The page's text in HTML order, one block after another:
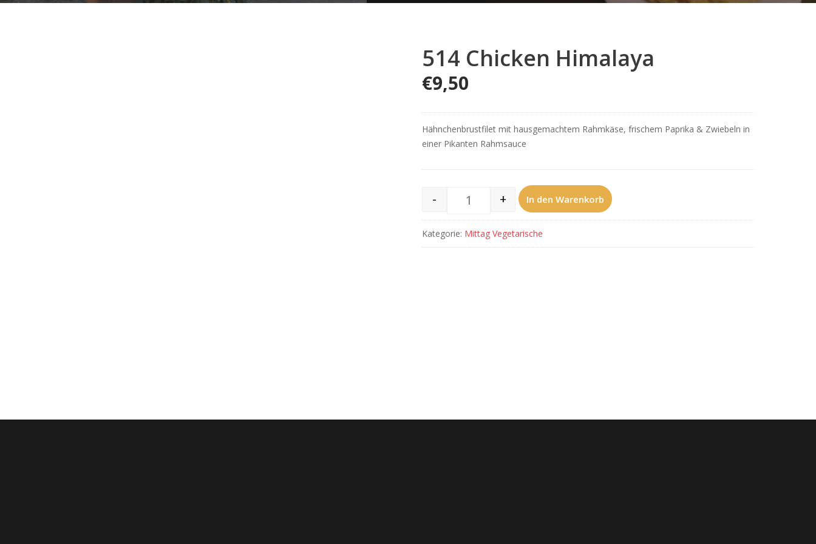
514 Chicken Himalaya
€9,50
Hähnchenbrustfilet mit hausgemachtem Rahmkäse, frischem Paprika & Zwiebeln in
einer Pikanten Rahmsauce
514 Chicken Himalaya Menge
- + In den Warenkorb
Kategorie: Mittag Vegetarische